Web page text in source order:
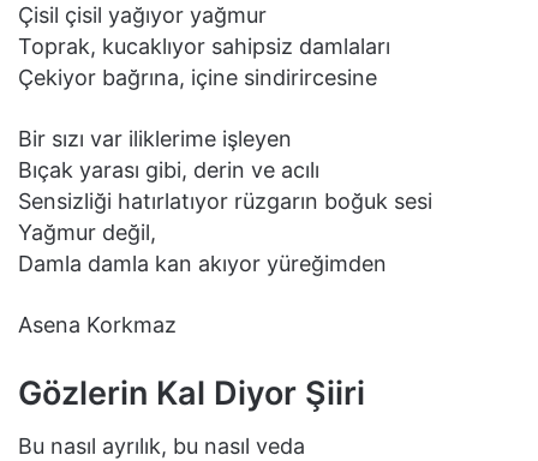
Çisil çisil yağıyor yağmur
Toprak, kucaklıyor sahipsiz damlaları
Çekiyor bağrına, içine sindirircesine
Bir sızı var iliklerime işleyen
Bıçak yarası gibi, derin ve acılı
Sensizliği hatırlatıyor rüzgarın boğuk sesi
Yağmur değil,
Damla damla kan akıyor yüreğimden
Asena Korkmaz
Gözlerin Kal Diyor Şiiri
Bu nasıl ayrılık, bu nasıl veda